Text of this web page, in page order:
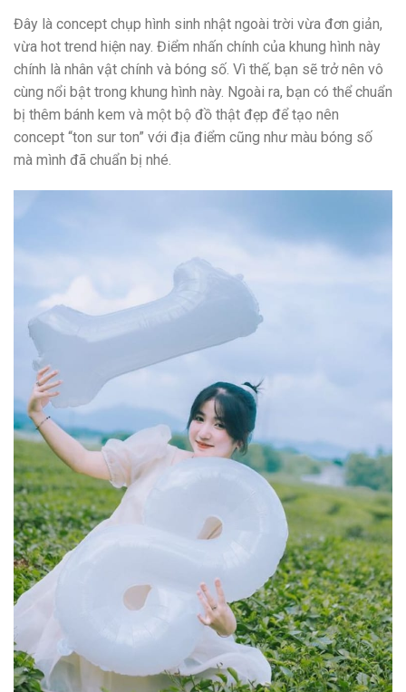
Đây là concept chụp hình sinh nhật ngoài trời vừa đơn giản,
vừa hot trend hiện nay. Điểm nhấn chính của khung hình này
chính là nhân vật chính và bóng số. Vì thế, bạn sẽ trở nên vô
cùng nổi bật trong khung hình này. Ngoài ra, bạn có thể chuẩn
bị thêm bánh kem và một bộ đồ thật đẹp để tạo nên
concept “ton sur ton” với địa điểm cũng như màu bóng số
mà mình đã chuẩn bị nhé.